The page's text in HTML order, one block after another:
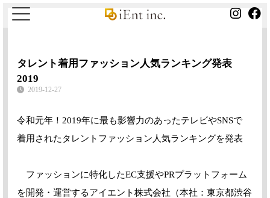
タレント着用ファッション人気ランキング発表
2019
2019-12-27
令和元年！2019年に最も影響力のあったテレビやSNSで
着用されたタレントファッション人気ランキングを発表
ファッションに特化したEC支援やPRプラットフォーム
を開発・運営するアイエント株式会社（本社：東京都渋谷